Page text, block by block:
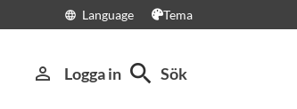
language Language Tema
person_outline Logga in search Sök